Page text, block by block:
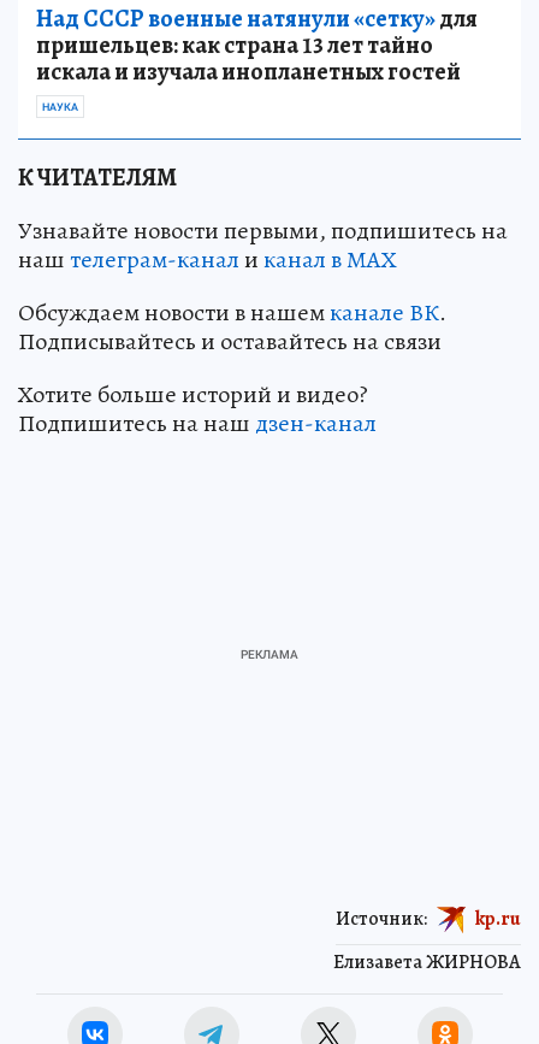
Над СССР военные натянули «сетку»для
пришельцев: как страна 13 лет тайно
искала и изучала инопланетных гостей
НАУКА
К ЧИТАТЕЛЯМ
Узнавайте новости первыми, подпишитесь на
наштелеграм-каналиканал в МАХ
Обсуждаем новости в нашемканале ВК.
Подписывайтесь и оставайтесь на связи
Хотите больше историй и видео?
Подпишитесь на наш дзен-канал
Елизавета ЖИРНОВА
Источник: kp.ru